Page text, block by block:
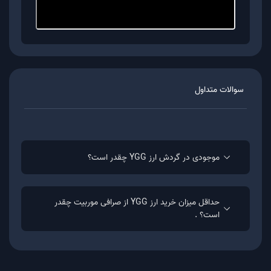
دارایی کاربران در SubDAO در یک فضای آفلاین
به منظور خرید ارز YGG از پلتفرم معاملاتی موربیت باید
مراحل زیر را طی کنید:
ثبت نام و احراز هویت در موربیت
سوالات متداول
موجودی در گردش ارز YGG چقدر است؟
حداقل میزان خرید ارز YGG از صرافی موربیت چقدر
است؟ .